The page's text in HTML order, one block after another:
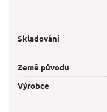
Skladování
Země původu
Výrobce